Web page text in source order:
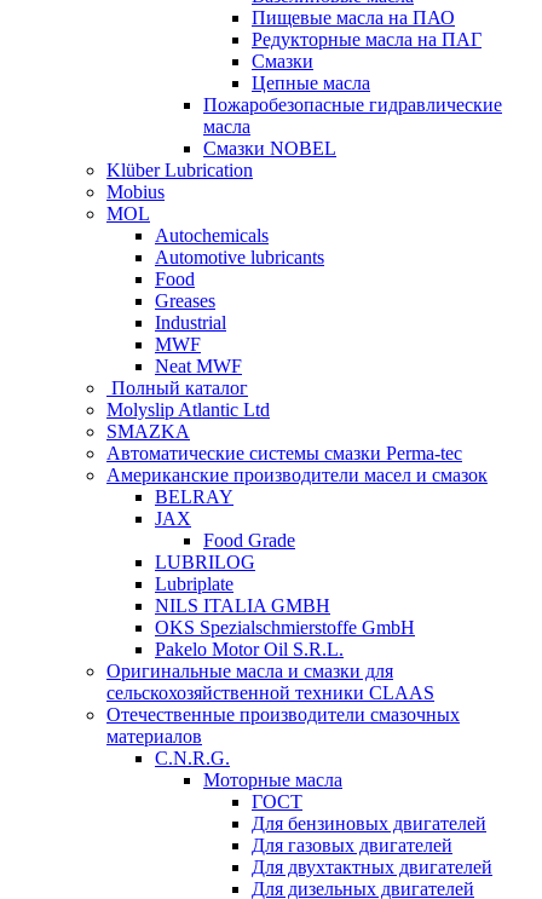
Пищевые масла на ПАО
Редукторные масла на ПАГ
Смазки
Цепные масла
Пожаробезопасные гидравлические
масла
Смазки NOBEL
Klüber Lubrication
Mobius
MOL
Autochemicals
Automotive lubricants
Food
Greases
Industrial
MWF
Neat MWF
Полный каталог
Molyslip Atlantic Ltd
SMAZKA
Автоматические системы смазки Perma-tec
Американские производители масел и смазок
BELRAY
JAX
Food Grade
LUBRILOG
Lubriplate
NILS ITALIA GMBH
OKS Spezialschmierstoffe GmbH
Pakelo Motor Oil S.R.L.
Оригинальные масла и смазки для
сельскохозяйственной техники CLAAS
Отечественные производители смазочных
материалов
C.N.R.G.
Моторные масла
ГОСТ
Для бензиновых двигателей
Для газовых двигателей
Для двухтактных двигателей
Для дизельных двигателей